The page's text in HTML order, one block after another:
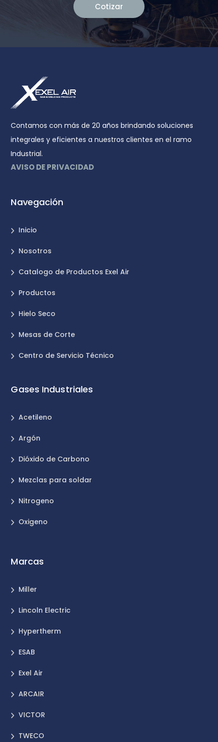
Cotizar
Contamos con más de 20 años brindando soluciones
integrales y eficientes a nuestros clientes en el ramo
Industrial.
AVISO DE PRIVACIDAD
Navegación
Inicio
Nosotros
Catalogo de Productos Exel Air
Productos
Hielo Seco
Mesas de Corte
Centro de Servicio Técnico
Gases Industriales
Acetileno
Argón
Dióxido de Carbono
Mezclas para soldar
Nitrogeno
Oxigeno
Marcas
Miller
Lincoln Electric
Hypertherm
ESAB
Exel Air
ARCAIR
VICTOR
TWECO